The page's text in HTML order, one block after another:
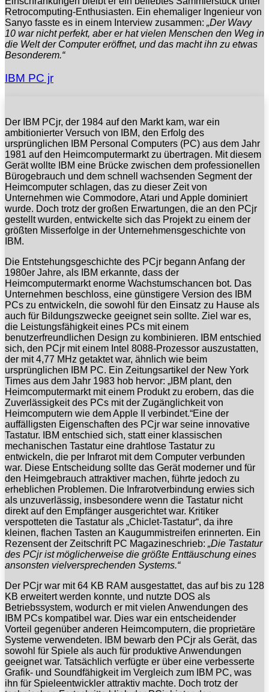
Retrocomputing-Enthusiasten. Ein ehemaliger Ingenieur von
Sanyo fasste es in einem Interview zusammen: „Der Wavy
10 war nicht perfekt, aber er hat vielen Menschen den Weg in
die Welt der Computer eröffnet, und das macht ihn zu etwas
Besonderem.“
IBM PC jr
Der IBM PCjr, der 1984 auf den Markt kam, war ein
ambitionierter Versuch von IBM, den Erfolg des
ursprünglichen IBM Personal Computers (PC) aus dem Jahr
1981 auf den Heimcomputermarkt zu übertragen. Mit diesem
Gerät wollte IBM eine Brücke zwischen dem professionellen
Bürogebrauch und dem schnell wachsenden Segment der
Heimcomputer schlagen, das zu dieser Zeit von
Unternehmen wie Commodore, Atari und Apple dominiert
wurde. Doch trotz der großen Erwartungen, die an den PCjr
gestellt wurden, entwickelte sich das Projekt zu einem der
größten Misserfolge in der Unternehmensgeschichte von
IBM.
Die Entstehungsgeschichte des PCjr begann Anfang der
1980er Jahre, als IBM erkannte, dass der
Heimcomputermarkt enorme Wachstumschancen bot. Das
Unternehmen beschloss, eine günstigere Version des IBM
PCs zu entwickeln, die sowohl für den Einsatz zu Hause als
auch für Bildungszwecke geeignet sein sollte. Ziel war es,
die Leistungsfähigkeit eines PCs mit einem
benutzerfreundlichen Design zu kombinieren. IBM entschied
sich, den PCjr mit einem Intel 8088-Prozessor auszustatten,
der mit 4,77 MHz getaktet war, ähnlich wie beim
ursprünglichen IBM PC. Ein Zeitungsartikel der New York
Times aus dem Jahr 1983 hob hervor: „IBM plant, den
Heimcomputermarkt mit einem Produkt zu erobern, das die
Zuverlässigkeit des PCs mit der Zugänglichkeit von
Heimcomputern wie dem Apple II verbindet.“Eine der
auffälligsten Eigenschaften des PCjr war seine innovative
Tastatur. IBM entschied sich, statt einer klassischen
mechanischen Tastatur eine drahtlose Tastatur zu
entwickeln, die per Infrarot mit dem Computer verbunden
war. Diese Entscheidung sollte das Gerät moderner und für
den Heimgebrauch attraktiver machen, führte jedoch zu
erheblichen Problemen. Die Infrarotverbindung erwies sich
als unzuverlässig, insbesondere wenn die Tastatur nicht
direkt auf den Empfänger ausgerichtet war. Kritiker
verspotteten die Tastatur als „Chiclet-Tastatur“, da ihre
kleinen, flachen Tasten an Kaugummistreifen erinnerten. Ein
Rezensent der Zeitschrift PC Magazineschrieb: „Die Tastatur
des PCjr ist möglicherweise die größte Enttäuschung eines
ansonsten vielversprechenden Systems.“
Der PCjr war mit 64 KB RAM ausgestattet, das auf bis zu 128
KB erweitert werden konnte, und nutzte DOS als
Betriebssystem, wodurch er mit vielen Anwendungen des
IBM PCs kompatibel war. Dies war ein entscheidender
Vorteil gegenüber anderen Heimcomputern, die proprietäre
Systeme verwendeten. IBM bewarb den PCjr als Gerät, das
sowohl für Spiele als auch für produktive Anwendungen
geeignet war. Tatsächlich verfügte er über eine verbesserte
Grafik- und Soundfähigkeit im Vergleich zum IBM PC, was
ihn für Spieleentwickler attraktiv machte. Doch trotz der